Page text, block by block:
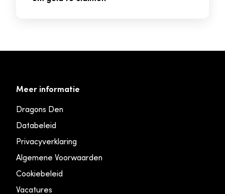
Meer informatie
Dragons Den
Databeleid
Privacyverklaring
Algemene Voorwaarden
Cookiebeleid
Vacatures